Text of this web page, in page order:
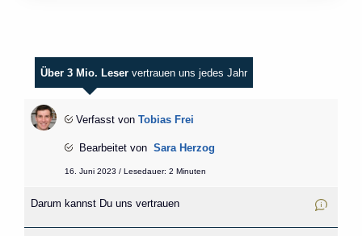
Über 3 Mio. Leser vertrauen uns jedes Jahr
Verfasst von Tobias Frei
Bearbeitet von Sara Herzog
16. Juni 2023 / Lesedauer: 2 Minuten
Darum kannst Du uns vertrauen